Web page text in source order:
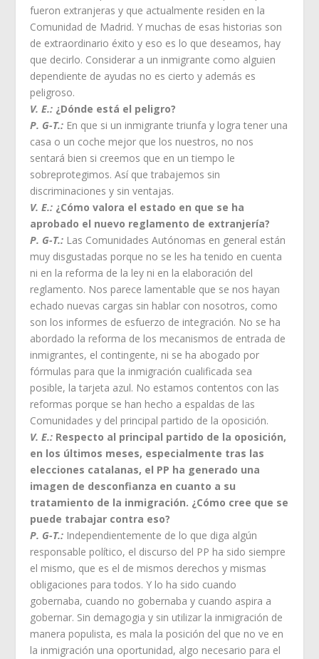
fueron extranjeras y que actualmente residen en la
Comunidad de Madrid. Y muchas de esas historias son
de extraordinario éxito y eso es lo que deseamos, hay
que decirlo. Considerar a un inmigrante como alguien
dependiente de ayudas no es cierto y además es
peligroso.
V. E.: ¿Dónde está el peligro?
P. G-T.: En que si un inmigrante triunfa y logra tener una
casa o un coche mejor que los nuestros, no nos
sentará bien si creemos que en un tiempo le
sobreprotegimos. Así que trabajemos sin
discriminaciones y sin ventajas.
V. E.: ¿Cómo valora el estado en que se ha
aprobado el nuevo reglamento de extranjería?
P. G-T.: Las Comunidades Autónomas en general están
muy disgustadas porque no se les ha tenido en cuenta
ni en la reforma de la ley ni en la elaboración del
reglamento. Nos parece lamentable que se nos hayan
echado nuevas cargas sin hablar con nosotros, como
son los informes de esfuerzo de integración. No se ha
abordado la reforma de los mecanismos de entrada de
inmigrantes, el contingente, ni se ha abogado por
fórmulas para que la inmigración cualificada sea
posible, la tarjeta azul. No estamos contentos con las
reformas porque se han hecho a espaldas de las
Comunidades y del principal partido de la oposición.
V. E.: Respecto al principal partido de la oposición,
en los últimos meses, especialmente tras las
elecciones catalanas, el PP ha generado una
imagen de desconfianza en cuanto a su
tratamiento de la inmigración. ¿Cómo cree que se
puede trabajar contra eso?
P. G-T.: Independientemente de lo que diga algún
responsable político, el discurso del PP ha sido siempre
el mismo, que es el de mismos derechos y mismas
obligaciones para todos. Y lo ha sido cuando
gobernaba, cuando no gobernaba y cuando aspira a
gobernar. Sin demagogia y sin utilizar la inmigración de
manera populista, es mala la posición del que no ve en
la inmigración una oportunidad, algo necesario para el